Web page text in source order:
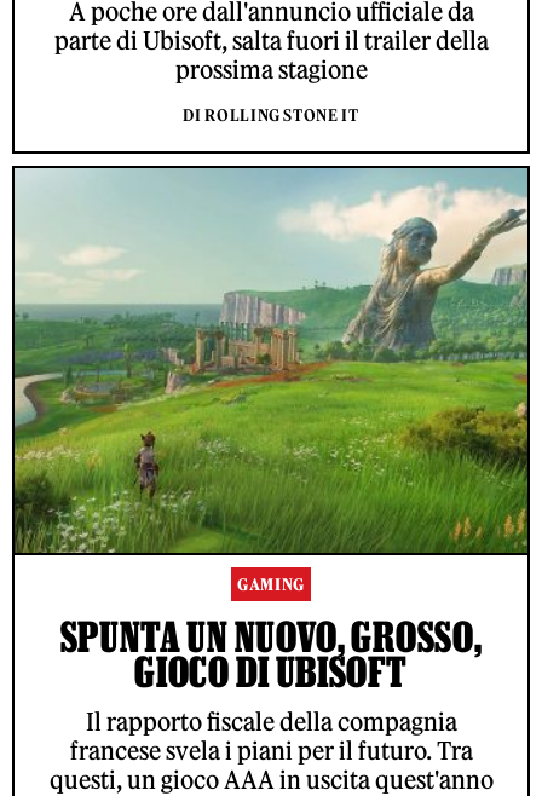
A poche ore dall'annuncio ufficiale da
parte di Ubisoft, salta fuori il trailer della
prossima stagione
DI ROLLING STONE IT
GAMING
SPUNTA UN NUOVO, GROSSO,
GIOCO DI UBISOFT
Il rapporto fiscale della compagnia
francese svela i piani per il futuro. Tra
questi, un gioco AAA in uscita quest'anno